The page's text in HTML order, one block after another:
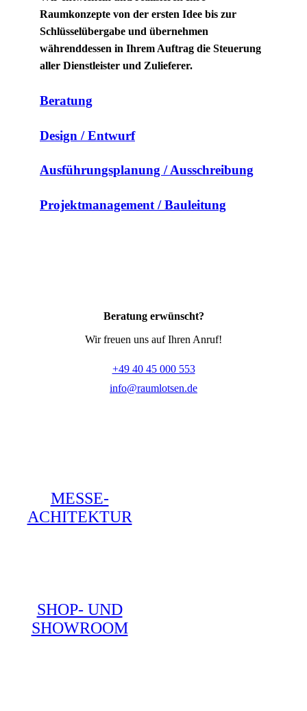
Raumkonzepte von der ersten Idee bis zur
Schlüsselübergabe und übernehmen
währenddessen in Ihrem Auftrag die Steuerung
aller Dienstleister und Zulieferer.
Beratung
Design / Entwurf
Ausführungsplanung / Ausschreibung
Projektmanagement / Bauleitung
Beratung erwünscht?
Wir freuen uns auf Ihren Anruf!
+49 40 45 000 553
info@raumlotsen.de
MESSE-
ACHITEKTUR
SHOP- UND
SHOWROOM